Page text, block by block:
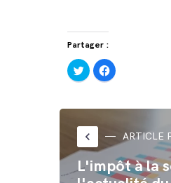
Partager :
Cliquez
pour
partager
dans
nouvelle
fenêtre)
Cliquez
pour
partager
dans
fenêtre)
keyboard_arrow_left ARTICLE
L'impôt à la